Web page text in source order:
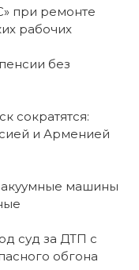
при ремонте
рабочих
без
сократятся:
и Арменией
машины
суд за ДТП с
обгона